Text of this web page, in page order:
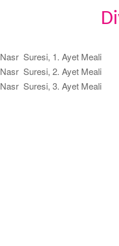
Nasr Suresi, 1. Ayet Meali
Nasr Suresi, 2. Ayet Meali
Nasr Suresi, 3. Ayet Meali